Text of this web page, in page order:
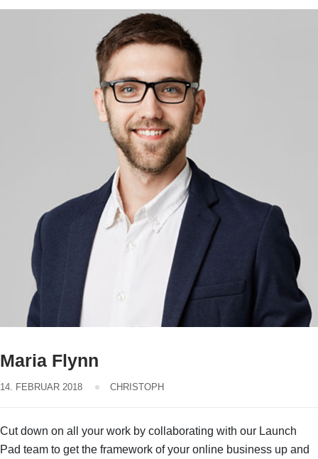
Maria Flynn
14. FEBRUAR 2018 CHRISTOPH
Cut down on all your work by collaborating with our Launch
Pad team to get the framework of your online business up and